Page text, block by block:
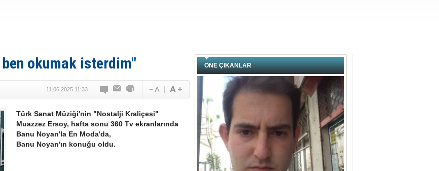
okumak isterdim"
11.06.2025 11:33
Türk Sanat Müziği'nin "Nostalji Kraliçesi"
Muazzez Ersoy, hafta sonu 360 Tv ekranlarında
Banu Noyan'la En Moda'da,
Banu Noyan'ın konuğu oldu.
ÖNE ÇIKANLAR